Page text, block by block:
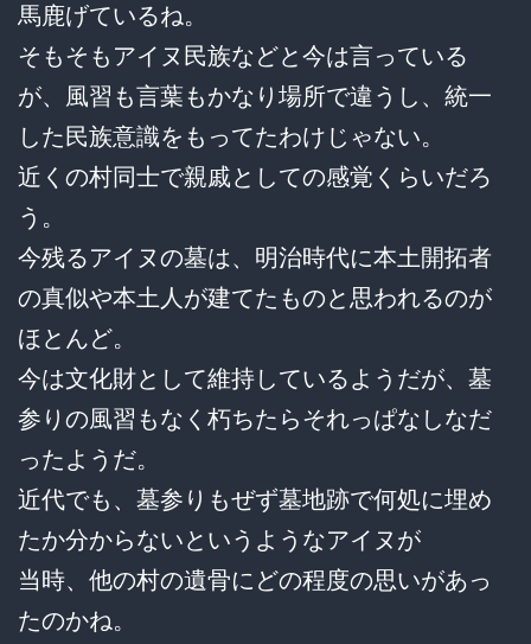
馬鹿げているね。
そもそもアイヌ民族などと今は言っている
が、風習も言葉もかなり場所で違うし、統一
した民族意識をもってたわけじゃない。
近くの村同士で親戚としての感覚くらいだろ
う。
今残るアイヌの墓は、明治時代に本土開拓者
の真似や本土人が建てたものと思われるのが
ほとんど。
今は文化財として維持しているようだが、墓
参りの風習もなく朽ちたらそれっぱなしなだ
ったようだ。
近代でも、墓参りもぜず墓地跡で何処に埋め
たか分からないというようなアイヌが
当時、他の村の遺骨にどの程度の思いがあっ
たのかね。